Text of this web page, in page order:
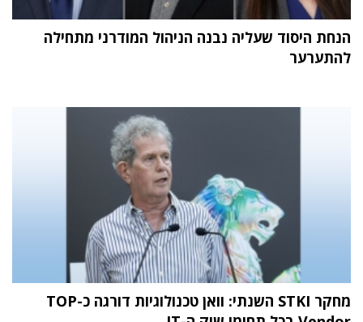
הנחת היסוד שעליה נבנה הניהול המודרני מתחילה
להתערער
מחקר STKI השנתי: וואן טכנולוגיות דורגה כ-TOP